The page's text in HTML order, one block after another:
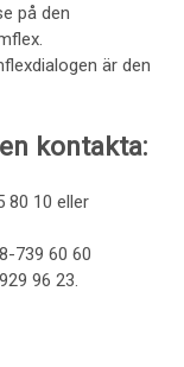
på den
är den
kontakta:
80 10 eller
739 60 60
96 23.